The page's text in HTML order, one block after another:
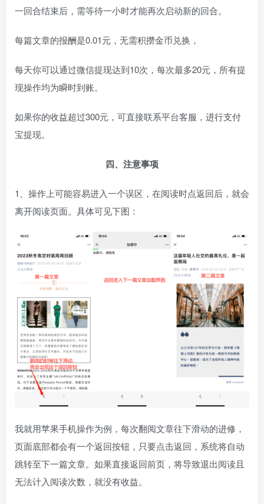
一回合结束后，需等待一小时才能再次启动新的回合。
每篇文章的报酬是0.01元，无需积攒金币兑换，
每天你可以通过微信提现达到10次，每次最多20元，所有提
现操作均为瞬时到账。
如果你的收益超过300元，可直接联系平台客服，进行支付
宝提现。
四、注意事项
1、操作上可能容易进入一个误区，在阅读时点返回后，就会
离开阅读页面。具体可见下图：
我就用苹果手机操作为例，每次翻阅文章往下滑动的进修，
页面底部都会有一个返回按钮，只要点击返回，系统将自动
跳转至下一篇文章。如果直接返回前页，将导致退出阅读且
无法计入阅读次数，就没有收益。